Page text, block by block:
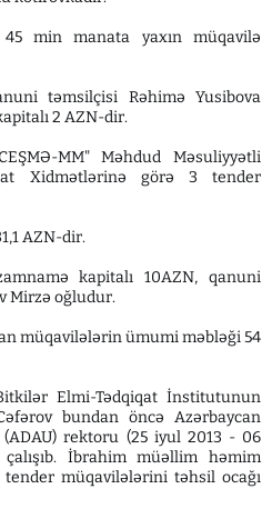
min manata yaxın müqavilə
təmsilçisi Rəhimə Yusibova
2 AZN-dir.
MM" Məhdud Məsuliyyətli
Xidmətlərinə görə 3 tender
AZN-dir.
kapitalı 10AZN, qanuni
Mirzə oğludur.
müqavilələrin ümumi məbləği 54
Elmi-Tədqiqat İnstitutunun
bundan öncə Azərbaycan
rektoru (25 iyul 2013 - 06
İbrahim müəllim həmim
müqavilələrini təhsil ocağı